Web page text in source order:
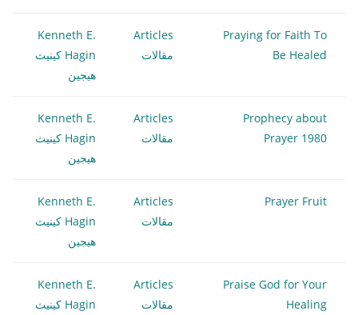
Praying for Faith To
Be Healed
Articles
مقالات
Kenneth E.
Hagin كينيث
هيجين
Prophecy about
Prayer 1980
Articles
مقالات
Kenneth E.
Hagin كينيث
هيجين
Prayer Fruit
Articles
مقالات
Kenneth E.
Hagin كينيث
هيجين
Praise God for Your
Healing
Articles
مقالات
Kenneth E.
Hagin كينيث